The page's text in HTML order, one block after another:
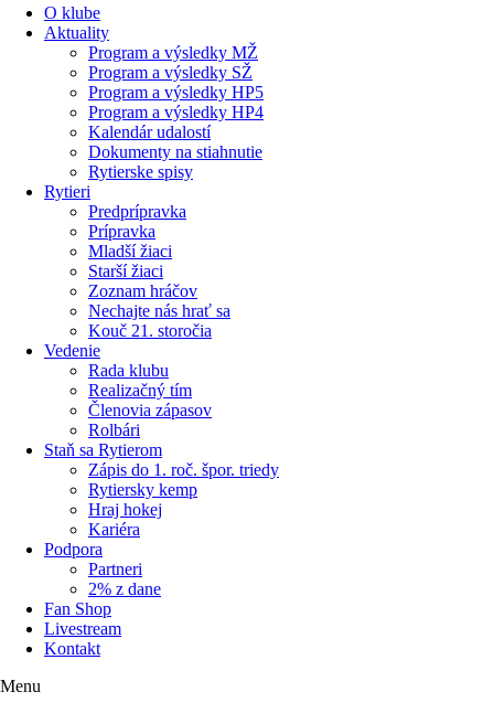
O klube
Aktuality
Program a výsledky MŽ
Program a výsledky SŽ
Program a výsledky HP5
Program a výsledky HP4
Kalendár udalostí
Dokumenty na stiahnutie
Rytierske spisy
Rytieri
Predprípravka
Prípravka
Mladší žiaci
Starší žiaci
Zoznam hráčov
Nechajte nás hrať sa
Kouč 21. storočia
Vedenie
Rada klubu
Realizačný tím
Členovia zápasov
Rolbári
Staň sa Rytierom
Zápis do 1. roč. špor. triedy
Rytiersky kemp
Hraj hokej
Kariéra
Podpora
Partneri
2% z dane
Fan Shop
Livestream
Kontakt
Menu